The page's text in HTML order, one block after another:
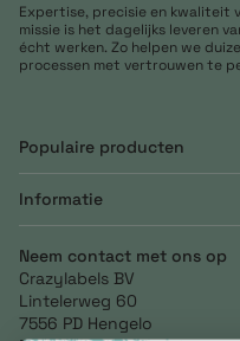
Expertise, precisie en kwaliteit
missie is het dagelijks leveren
écht werken. Zo helpen we
processen met vertrouwen te
Populaire producten
Informatie
Neem contact met ons op
Crazylabels BV
Lintelerweg 60
7556 PD Hengelo